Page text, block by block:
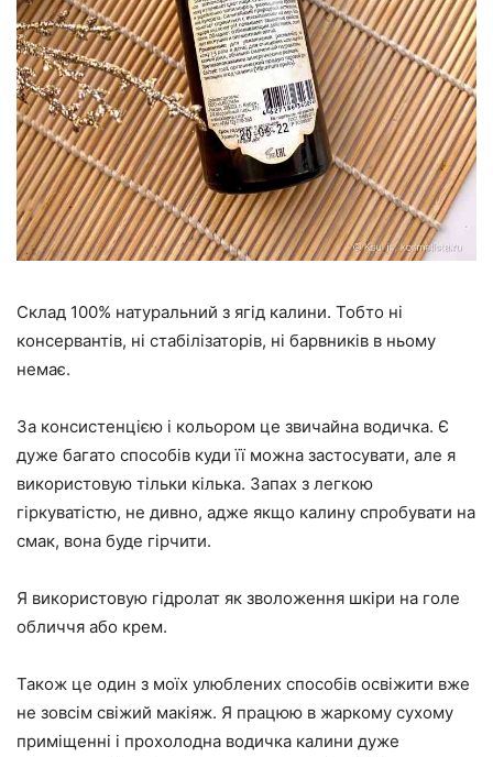
Склад 100% натуральний з ягід калини. Тобто ні
консервантів, ні стабілізаторів, ні барвників в ньому
немає.
За консистенцією і кольором це звичайна водичка. Є
дуже багато способів куди її можна застосувати, але я
використовую тільки кілька. Запах з легкою
гіркуватістю, не дивно, адже якщо калину спробувати на
смак, вона буде гірчити.
Я використовую гідролат як зволоження шкіри на голе
обличчя або крем.
Також це один з моїх улюблених способів освіжити вже
не зовсім свіжий макіяж. Я працюю в жаркому сухому
приміщенні і прохолодна водичка калини дуже